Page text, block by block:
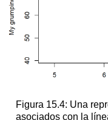
Figura 15.4: Una
asociados con la